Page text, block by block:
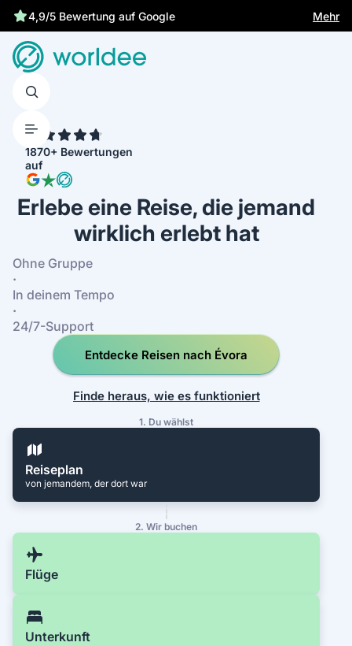
4,9/5 Bewertung auf Google
Gesetzliche Versicherung schützt dich Mehr
1870+ Bewertungen
auf
Erlebe eine Reise, die jemand
wirklich erlebt hat
Ohne Gruppe
·
In deinem Tempo
·
24/7-Support
Entdecke Reisen nach Évora
Finde heraus, wie es funktioniert
1. Du wählst
Reiseplan
von jemandem, der dort war
2. Wir buchen
Flüge
Unterkunft